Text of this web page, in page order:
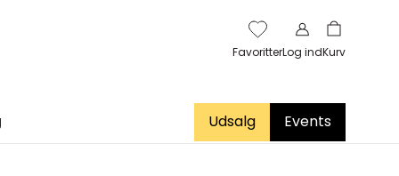
FavoritterLog indKurv
Udsalg Events